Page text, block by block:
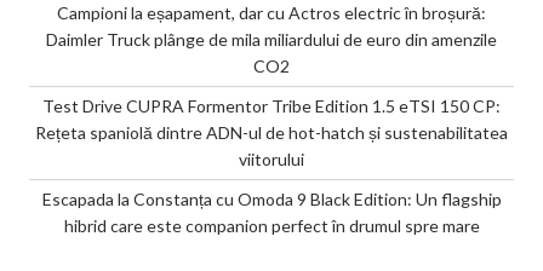
Campioni la eșapament, dar cu Actros electric în broșură:
Daimler Truck plânge de mila miliardului de euro din amenzile
CO2
Test Drive CUPRA Formentor Tribe Edition 1.5 eTSI 150 CP:
Rețeta spaniolă dintre ADN-ul de hot-hatch și sustenabilitatea
viitorului
Escapada la Constanța cu Omoda 9 Black Edition: Un flagship
hibrid care este companion perfect în drumul spre mare